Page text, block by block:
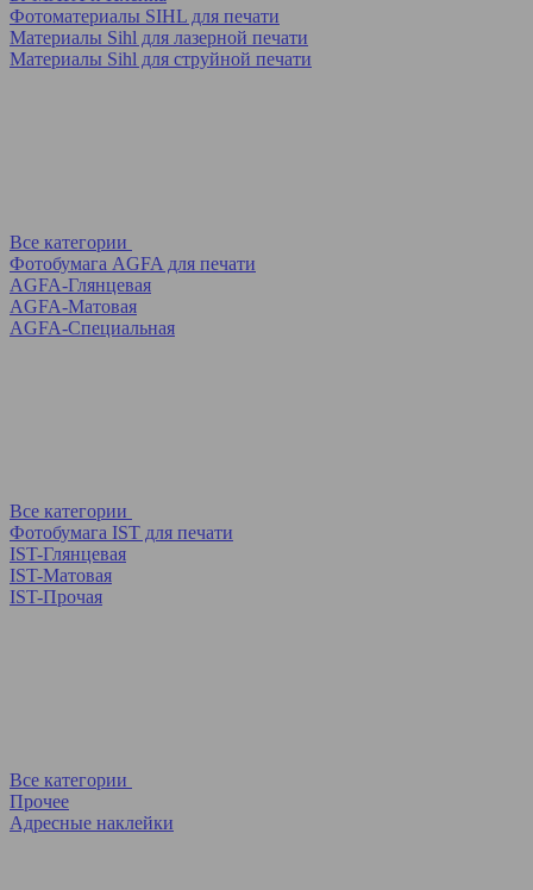
Фотоматериалы SIHL для печати
Материалы Sihl для лазерной печати
Материалы Sihl для струйной печати
Все категории
Фотобумага AGFA для печати
AGFA-Глянцевая
AGFA-Матовая
AGFA-Специальная
Все категории
Фотобумага IST для печати
IST-Глянцевая
IST-Матовая
IST-Прочая
Все категории
Прочее
Адресные наклейки